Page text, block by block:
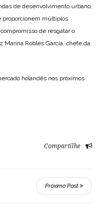
de desenvolvimento urbano,
proporcionem múltiplos
de resgatar o
Marina Robles García, chefe da
holandês nos próximos
Compartilhe
Próximo Post